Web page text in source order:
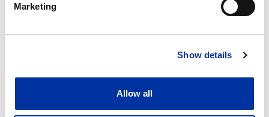
Marketing
Show details
Allow all
Tipps und Tricks zum
Mit den Produkten von ITM vertraut zu sein und zu
wissen, wie man das Beste aus ihnen
herausholen kann, ist der Schlüssel zur